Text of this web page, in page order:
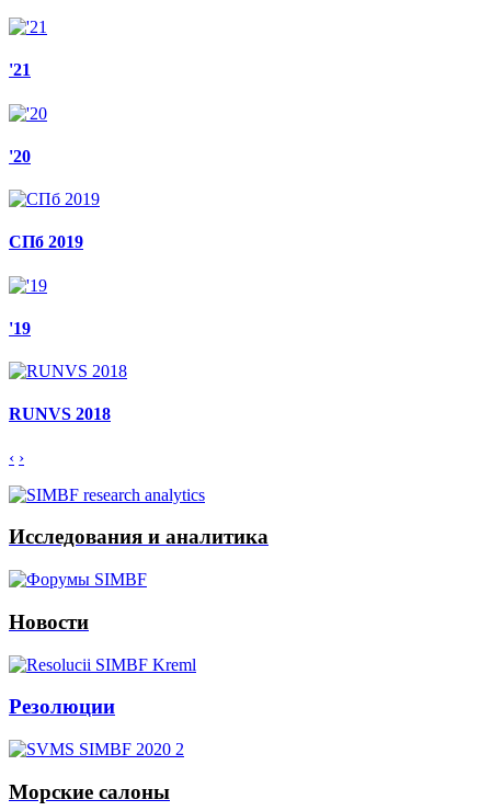
'21
'20
СПб 2019
'19
RUNVS 2018
‹ ›
Исследования и аналитика
Новости
Резолюции
Морские салоны